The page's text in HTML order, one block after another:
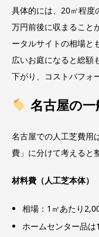
具体的には、20㎡程度
万円前後に収まること
ータルサイトの相場と
広いお庭になると総額
下がり、コストパフォ
名古屋の
名古屋での人工芝費用
費」に分けて考えると
材料費（人工芝本体）
相場：1㎡あたり
ホームセンター品